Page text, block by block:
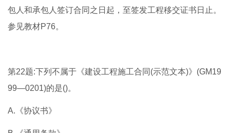
包人和承包人签订合同之日起，至签发工程移交证书日止。
参见教材P76。
第22题:下列不属于《建设工程施工合同(示范文本)》(GM19
99—0201)的是()。
A.《协议书》